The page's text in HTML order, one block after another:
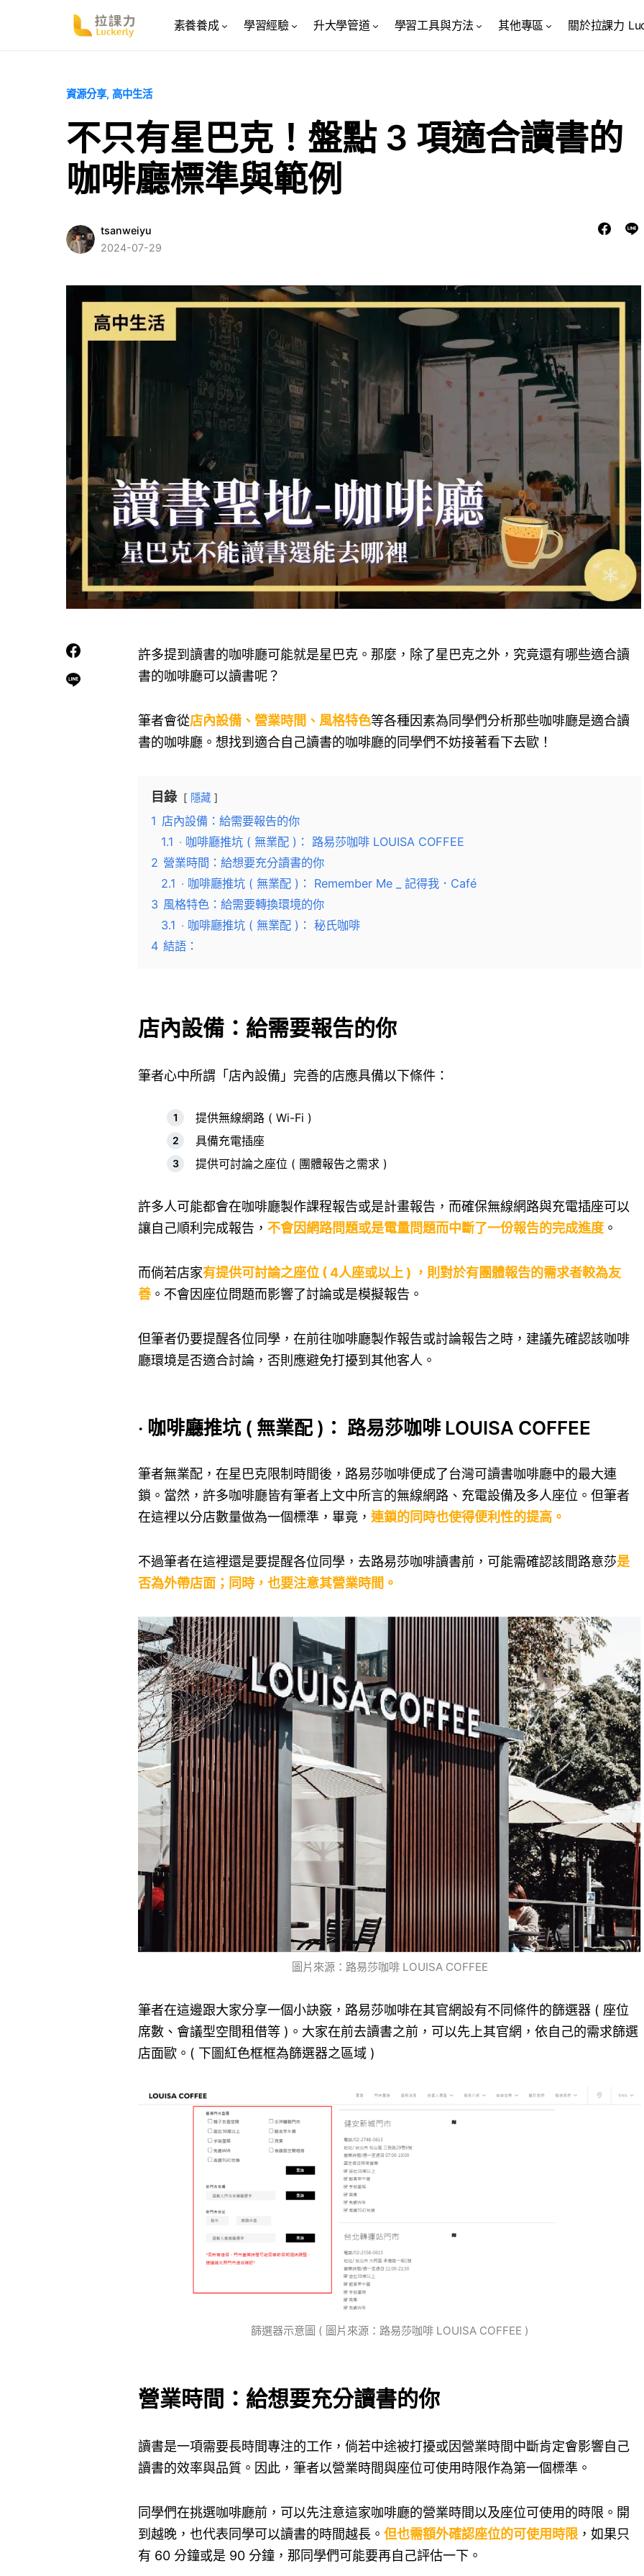
素養養成 學習經驗 升大學管道 學習工具與方法 其他專區 關於拉課力
資源分享 高中生活
不只有星巴克！盤點 3 項適合讀書的
咖啡廳標準與範例
tsanweiyu
2024-07-29
許多提到讀書的咖啡廳可能就是星巴克。那麼，除了星巴克之外，究竟還有哪些適合讀
書的咖啡廳可以讀書呢？
筆者會從店內設備、營業時間、風格特色等各種因素為同學們分析那些咖啡廳是適合讀
書的咖啡廳。想找到適合自己讀書的咖啡廳的同學們不妨接著看下去歐！
目錄 隱藏
1 店內設備：給需要報告的你
1.1 ‧ 咖啡廳推坑 ( 無業配 )： 路易莎咖啡 LOUISA COFFEE
2 營業時間：給想要充分讀書的你
2.1 ‧ 咖啡廳推坑 ( 無業配 )： Remember Me _ 記得我．Café
3 風格特色：給需要轉換環境的你
3.1 ‧ 咖啡廳推坑 ( 無業配 )： 秘氏咖啡
4 結語：
店內設備：給需要報告的你
筆者心中所謂「店內設備」完善的店應具備以下條件：
提供無線網路 ( Wi-Fi )
具備充電插座
提供可討論之座位 ( 團體報告之需求 )
許多人可能都會在咖啡廳製作課程報告或是計畫報告，而確保無線網路與充電插座可以
讓自己順利完成報告， 不會因網路問題或是電量問題而中斷了一份報告的完成進度 。
而倘若店家有提供可討論之座位 ( 4人座或以上 ) ，則對於有團體報告的需求者較為友
善 。不會因座位問題而影響了討論或是模擬報告。
但筆者仍要提醒各位同學，在前往咖啡廳製作報告或討論報告之時，建議先確認該咖啡
廳環境是否適合討論，否則應避免打擾到其他客人。
‧ 咖啡廳推坑 ( 無業配 )： 路易莎咖啡 LOUISA COFFEE
筆者無業配，在星巴克限制時間後，路易莎咖啡便成了台灣可讀書咖啡廳中的最大連
鎖。當然，許多咖啡廳皆有筆者上文中所言的無線網路、充電設備及多人座位。但筆者
在這裡以分店數量做為一個標準，畢竟， 連鎖的同時也使得便利性的提高。
不過筆者在這裡還是要提醒各位同學，去路易莎咖啡讀書前，可能需確認該間路意莎是
否為外帶店面；同時，也要注意其營業時間。
圖片來源：路易莎咖啡 LOUISA COFFEE
筆者在這邊跟大家分享一個小訣竅，路易莎咖啡在其官網設有不同條件的篩選器 ( 座位
席數、會議型空間租借等 )。大家在前去讀書之前，可以先上其官網，依自己的需求篩選
店面歐。( 下圖紅色框框為篩選器之區域 )
篩選器示意圖 ( 圖片來源：路易莎咖啡 LOUISA COFFEE )
營業時間：給想要充分讀書的你
讀書是一項需要長時間專注的工作，倘若中途被打擾或因營業時間中斷肯定會影響自己
讀書的效率與品質。因此，筆者以營業時間與座位可使用時限作為第一個標準。
同學們在挑選咖啡廳前，可以先注意這家咖啡廳的營業時間以及座位可使用的時限。開
到越晚，也代表同學可以讀書的時間越長。 但也需額外確認座位的可使用時限 ，如果只
有 60 分鐘或是 90 分鐘，那同學們可能要再自己評估一下。